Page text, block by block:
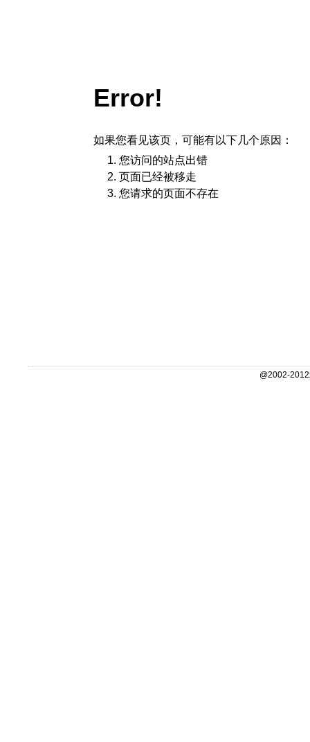
Error!
如果您看见该页，可能有以下几个原因：
您访问的站点出错
页面已经被移走
您请求的页面不存在
@2002-